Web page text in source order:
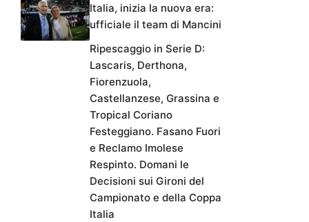
Italia, inizia la nuova era:
ufficiale il team di Mancini
Ripescaggio in Serie D:
Lascaris, Derthona,
Fiorenzuola,
Castellanzese, Grassina e
Tropical Coriano
Festeggiano. Fasano Fuori
e Reclamo Imolese
Respinto. Domani le
Decisioni sui Gironi del
Campionato e della Coppa
Italia